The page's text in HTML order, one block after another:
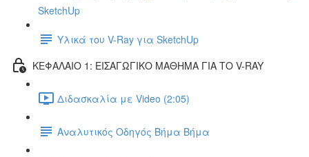
SketchUp
Υλικά του V-Ray για SketchUp
ΚΕΦΑΛΑΙΟ 1: ΕΙΣΑΓΩΓΙΚΟ ΜΑΘΗΜΑ ΓΙΑ ΤΟ V-RAY
Διδασκαλία με Video (2:05)
Αναλυτικός Οδηγός Βήμα Βήμα